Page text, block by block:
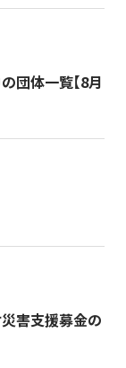
団体一覧【8月
害支援募金の